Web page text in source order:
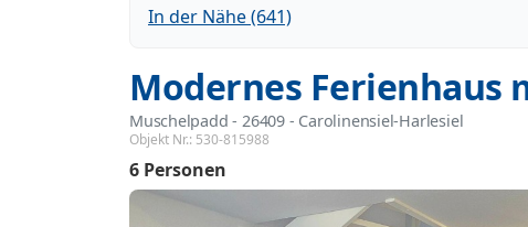
In der Nähe (641)
Modernes Ferienhaus
Muschelpadd - 26409 - Carolinensiel-Harlesiel
Objekt Nr.: 530-815988
6 Personen